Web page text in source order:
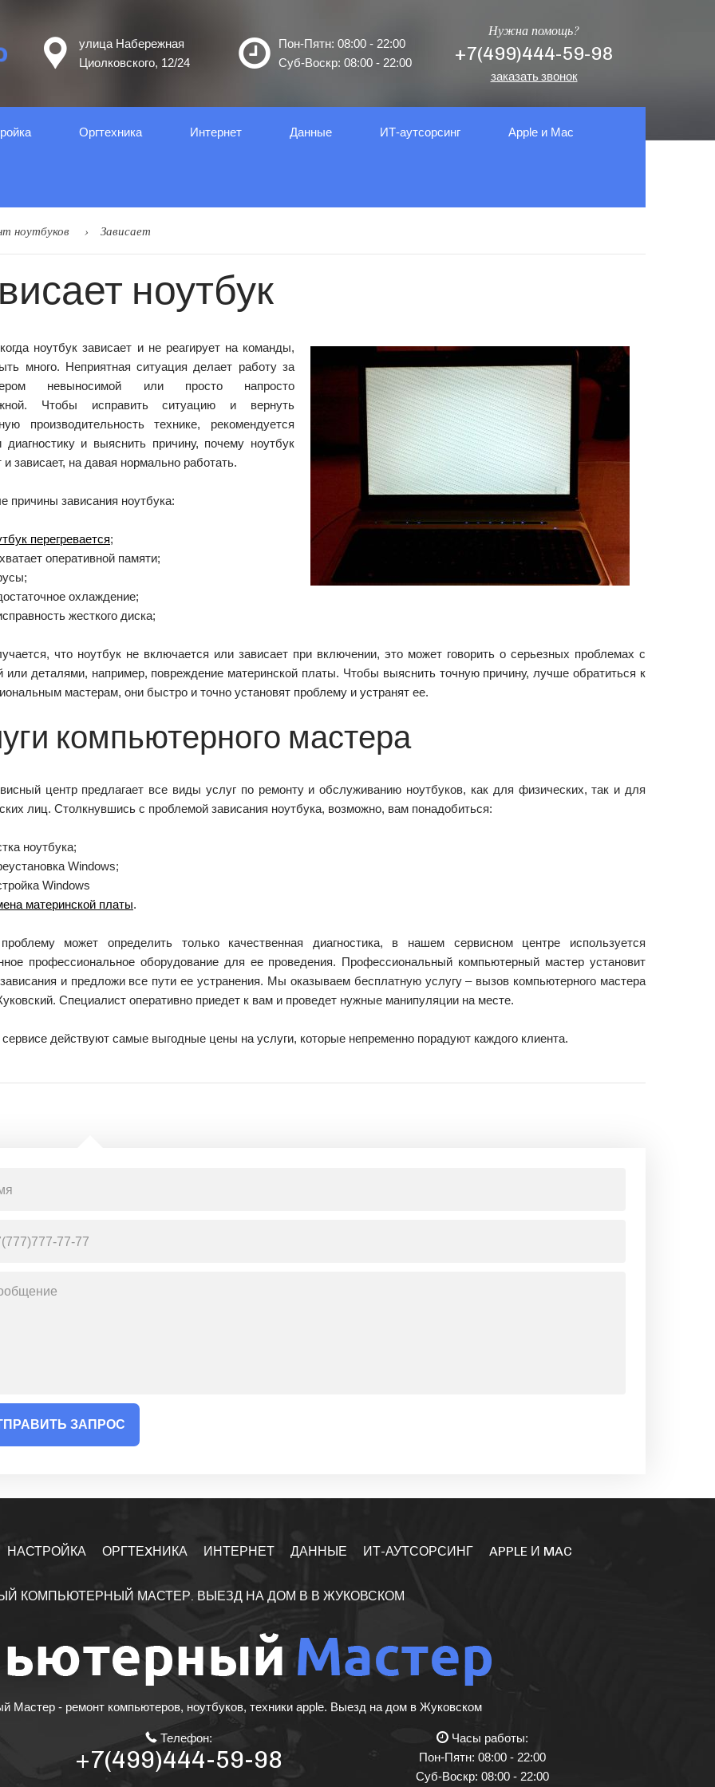
улица Набережная
Циолковского, 12/24
Пон-Пятн: 08:00 - 22:00
Суб-Воскр: 08:00 - 22:00
Нужна помощь?
+7(499)444-59-98
заказать звонок
Оргтеxника Интернет Данные ИТ-аутсорсинг Apple и Mac
ноутбуков Зависает
ноутбук
ноутбук зависает и не реагирует на команды,
много. Неприятная ситуация делает работу за
невыносимой или просто напросто
Чтобы исправить ситуацию и вернуть
производительность технике, рекомендуется
диагностику и выяснить причину, почему ноутбук
и зависает, на давая нормально работать.
причины зависания ноутбука:
перегревается;
оперативной памяти;
охлаждение;
жесткого диска;
что ноутбук не включается или зависает при включении, это может говорить о серьезных проблемах с
или деталями, например, повреждение материнской платы. Чтобы выяснить точную причину, лучше обратиться к
мастерам, они быстро и точно установят проблему и устранят ее.
компьютерного мастера
центр предлагает все виды услуг по ремонту и обслуживанию ноутбуков, как для физических, так и для
лиц. Столкнувшись с проблемой зависания ноутбука, возможно, вам понадобиться:
ноутбука;
Windows;
Windows
материнской платы.
может определить только качественная диагностика, в нашем сервисном центре используется
профессиональное оборудование для ее проведения. Профессиональный компьютерный мастер установит
и предложи все пути ее устранения. Мы оказываем бесплатную услугу – вызов компьютерного мастера
Специалист оперативно приедет к вам и проведет нужные манипуляции на месте.
действуют самые выгодные цены на услуги, которые непременно порадуют каждого клиента.
ЗАПРОС
НАСТРОЙКА ОРГТЕXНИКА ИНТЕРНЕТ ДАННЫЕ ИТ-АУТСОРСИНГ APPLE И MAC
КОМПЬЮТЕРНЫЙ МАСТЕР. ВЫЕЗД НА ДОМ В В ЖУКОВСКОМ
Мастер - ремонт компьютеров, ноутбуков, техники apple. Выезд на дом в Жуковском
Телефон:
+7(499)444-59-98
Часы работы:
Пон-Пятн: 08:00 - 22:00
Суб-Воскр: 08:00 - 22:00